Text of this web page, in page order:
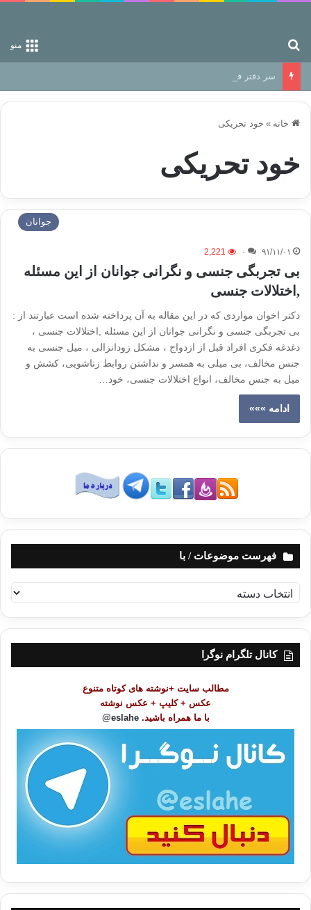
منو
سر دفتر فساد در زمین‌، دوری وکناره‌گیری از راه خداست‌!
خانه » خود تحریکی
خود تحریکی
جوانان
۹۱/۱۱/۰۱ ۰ 2,221
بی تجربگی جنسی و نگرانی جوانان از این مسئله
,اختلالات جنسی
دکتر اخوان مواردی که در این مقاله به آن پرداخته شده است عبارتند از :
بی تجربگی جنسی و نگرانی جوانان از این مسئله ,اختلالات جنسی ،
دغدغه فکری افراد قبل از ازدواج ، مشکل زودانزالی ، میل جنسی به
جنس مخالف، بی میلی به همسر و نداشتن روابط زناشویی، کشش و
میل به جنس مخالف، انواع اختلالات جنسی، خود…
ادامه »»»
فهرست موضوعات / با
ه
ر
کانال تلگرام نوگرا
مطالب سایت +نوشته های کوتاه متنوع
عکس + کلیپ + عکس نوشته
با ما همراه باشید. eslahe@